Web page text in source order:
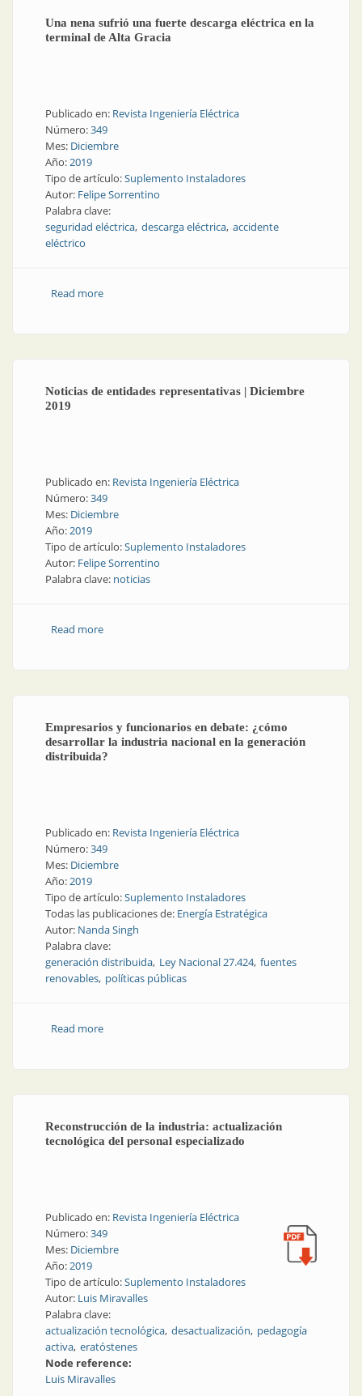
Una nena sufrió una fuerte descarga eléctrica en la
terminal de Alta Gracia
Publicado en: Revista Ingeniería Eléctrica
Número:349
Mes: Diciembre
Año:2019
Tipo de artículo:Suplemento Instaladores
Autor: Felipe Sorrentino
Palabra clave:
seguridad eléctrica descarga eléctrica accidente
eléctrico
Read moreabout Una nena sufrió una fuerte descarga eléctrica
Noticias de entidades representativas | Diciembre
2019
Publicado en: Revista Ingeniería Eléctrica
Número:349
Mes: Diciembre
Año:2019
Tipo de artículo:Suplemento Instaladores
Autor: Felipe Sorrentino
Palabra clave: noticias
Read moreabout Noticias de entidades representativas |
Empresarios y funcionarios en debate: ¿cómo
desarrollar la industria nacional en la generación
distribuida?
Publicado en: Revista Ingeniería Eléctrica
Número:349
Mes: Diciembre
Año:2019
Tipo de artículo:Suplemento Instaladores
Todas las publicaciones de: Energía Estratégica
Autor: Nanda Singh
Palabra clave:
generación distribuida Ley Nacional 27.424 fuentes
renovables políticas públicas
Read moreabout Empresarios y funcionarios en debate: ¿cómo
Reconstrucción de la industria: actualización
tecnológica del personal especializado
Publicado en: Revista Ingeniería Eléctrica
Número:349
Mes: Diciembre
Año:2019
Tipo de artículo:Suplemento Instaladores
Autor: Luis Miravalles
Palabra clave:
actualización tecnológica desactualización pedagogía
activa eratóstenes
Node reference:
Luis Miravalles